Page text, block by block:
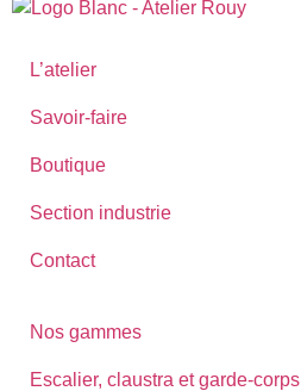
L’atelier
Savoir-faire
Boutique
Section industrie
Contact
Nos gammes
Escalier, claustra et garde-corps